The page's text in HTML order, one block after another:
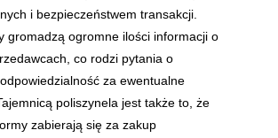
i bezpieczeństwem transakcji.
gromadzą ogromne ilości informacji o
co rodzi pytania o
za ewentualne
poliszynela jest także to, że
zabierają się za zakup